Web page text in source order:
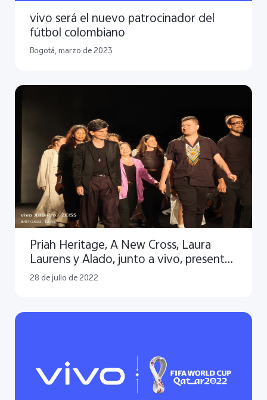
vivo será el nuevo patrocinador del
fútbol colombiano
Bogotá, marzo de 2023
Priah Heritage, A New Cross, Laura
Laurens y Alado, junto a vivo, presentan
la pasarela "4 relatos" en el cierre de
Colombiamoda – Colombiatex 2022
28 de julio de 2022